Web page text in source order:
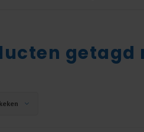
getagd